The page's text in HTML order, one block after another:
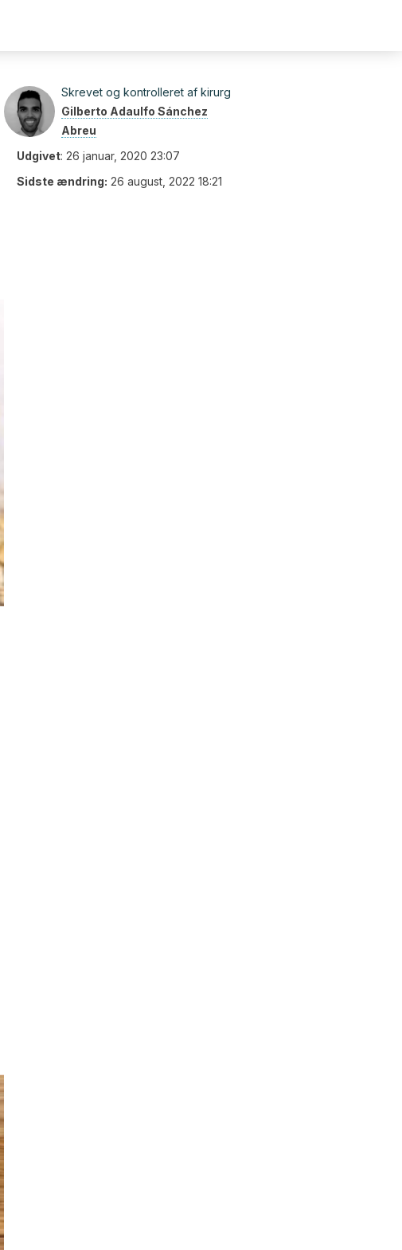
Skrevet og kontrolleret af kirurg
Gilberto Adaulfo Sánchez
Abreu
Udgivet: 26 januar, 2020 23:07
Sidste ændring: 26 august, 2022 18:21